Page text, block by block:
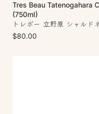
Tres Beau Tatenogahara
(750ml)
トレボー 立野原 シャルド
$80.00